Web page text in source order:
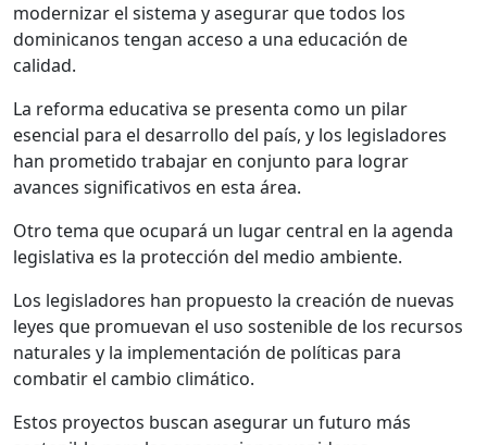
modernizar el sistema y asegurar que todos los
dominicanos tengan acceso a una educación de
calidad.
La reforma educativa se presenta como un pilar
esencial para el desarrollo del país, y los legisladores
han prometido trabajar en conjunto para lograr
avances significativos en esta área.
Otro tema que ocupará un lugar central en la agenda
legislativa es la protección del medio ambiente.
Los legisladores han propuesto la creación de nuevas
leyes que promuevan el uso sostenible de los recursos
naturales y la implementación de políticas para
combatir el cambio climático.
Estos proyectos buscan asegurar un futuro más